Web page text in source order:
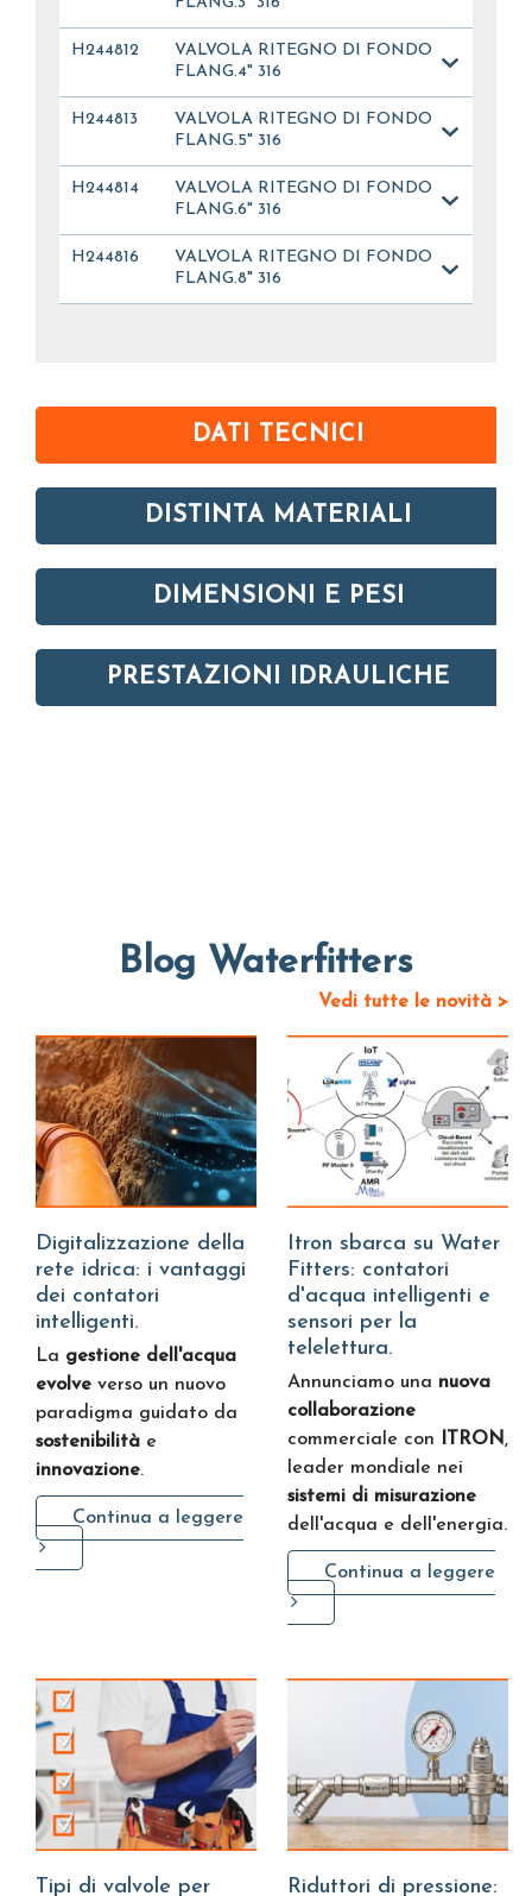
H244812
VALVOLA RITEGNO DI FONDO
FLANG.4" 316
H244813
VALVOLA RITEGNO DI FONDO
FLANG.5" 316
H244814
VALVOLA RITEGNO DI FONDO
FLANG.6" 316
H244816
VALVOLA RITEGNO DI FONDO
FLANG.8" 316
DATI TECNICI
DISTINTA MATERIALI
DIMENSIONI E PESI
PRESTAZIONI IDRAULICHE
Blog Waterfitters
Vedi tutte le novità >
Digitalizzazione della
rete idrica: i vantaggi
dei contatori
intelligenti.
La gestione dell'acqua
evolve verso un nuovo
paradigma guidato da
sostenibilità e
innovazione.
Continua a leggere
Itron sbarca su Water
Fitters: contatori
d'acqua intelligenti e
sensori per la
telelettura.
Annunciamo una nuova
collaborazione
commerciale con ITRON,
leader mondiale nei
sistemi di misurazione
dell'acqua e dell'energia.
Continua a leggere
Tipi di valvole per
Riduttori di pressione: